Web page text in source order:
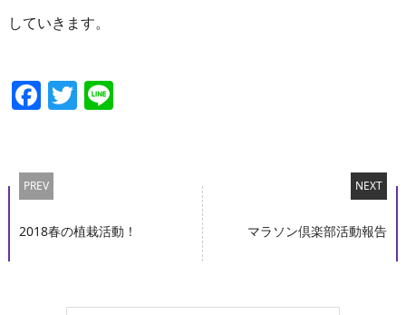
していきます。
Facebook
Twitter
Line
PREV
2018春の植栽活動！
NEXT
マラソン倶楽部活動報告